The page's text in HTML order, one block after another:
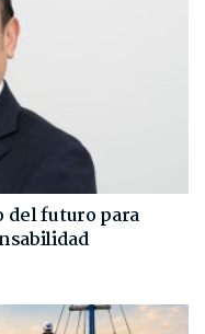
del futuro para